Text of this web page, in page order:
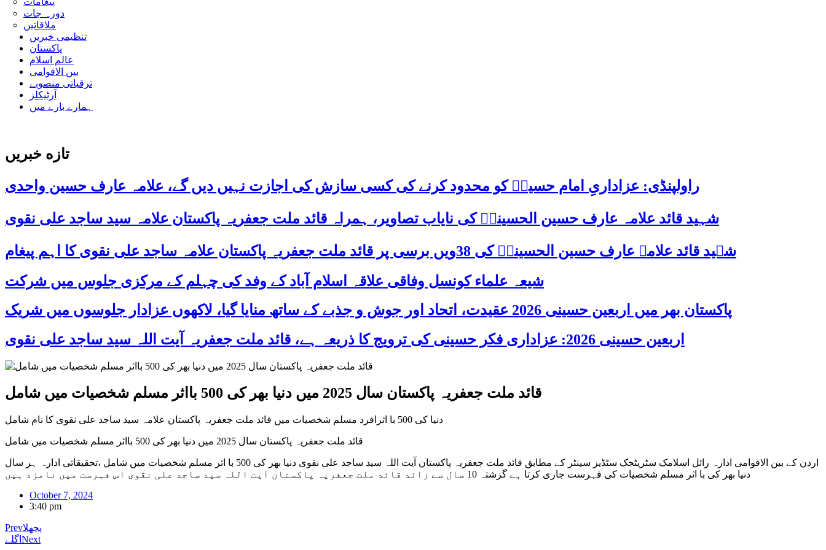
دورہ جات
ملاقاتیں
تنظیمی خبریں
پاکستان
عالم اسلام
بین الاقوامی
ترقیاتی منصوبے
آرٹیکلز
ہمارے بارے میں
تازه خبریں
راولپنڈی: عزاداریِ امام حسینؑ کو محدود کرنے کی کسی سازش کی اجازت نہیں دیں گے، علامہ عارف حسین واحدی
شہید قائد علامہ عارف حسین الحسینیؒ کی نایاب تصاویر، ہمراہ قائد ملت جعفریہ پاکستان علامہ سید ساجد علی نقوی
شہید قائد علامہ عارف حسین الحسینیؒ کی 38ویں برسی پر قائد ملت جعفریہ پاکستان علامہ ساجد علی نقوی کا اہم پیغام
شیعہ علماء کونسل وفاقی علاقہ اسلام آباد کے وفد کی چہلم کے مرکزی جلوس میں شرکت
پاکستان بھر میں اربعین حسینی 2026 عقیدت، اتحاد اور جوش و جذبے کے ساتھ منایا گیا، لاکھوں عزادار جلوسوں میں شریک
اربعین حسینی 2026: عزاداری فکر حسینی کی ترویج کا ذریعہ ہے، قائد ملت جعفریہ آیت اللہ سید ساجد علی نقوی
قائد ملت جعفریہ پاکستان سال 2025 میں دنیا بھر کی 500 بااثر مسلم شخصیات میں شامل
دنیا کی 500 با اثرافرد مسلم شخصیات میں قائد ملت جعفریہ پاکستان علامہ سید ساجد علی نقوی کا نام شامل
قائد ملت جعفریہ پاکستان سال 2025 میں دنیا بھر کی 500 بااثر مسلم شخصیات میں شامل
اردن کے بین الاقوامی ادارہ رائل اسلامک سٹریٹجک سٹڈیز سینٹر کے مطابق قائد ملت جعفریہ پاکستان آیت اللہ سید ساجد علی نقوی دنیا بھر کی 500 با اثر مسلم شخصیات میں شامل ،تحقیقاتی ادارہ ہر سال
دنیا بھر کی با اثر مسلم شخصیات کی فہرست جاری کرتا ہے گزشتہ 10 سال سے زائد قائد ملت جعفریہ پاکستان آیت اللہ سید ساجد علی نقوی اس فہرست میں نامزد ہیں
October 7, 2024
3:40 pm
Prevپچھلا
اگلے Next